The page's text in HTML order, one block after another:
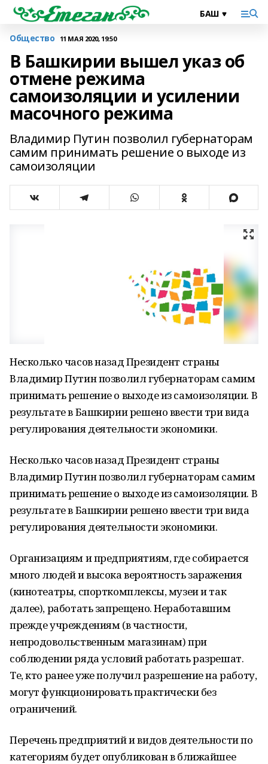
Общество 11 МАЯ 2020, 19:50
В Башкирии вышел указ об
отмене режима
самоизоляции и усилении
масочного режима
Владимир Путин позволил губернаторам
самим принимать решение о выходе из
самоизоляции
Несколько часов назад Президент страны
Владимир Путин позволил губернаторам самим
принимать решение о выходе из самоизоляции. В
результате в Башкирии решено ввести три вида
регулирования деятельности экономики.
Несколько часов назад Президент страны
Владимир Путин позволил губернаторам самим
принимать решение о выходе из самоизоляции. В
результате в Башкирии решено ввести три вида
регулирования деятельности экономики.
Организациям и предприятиям, где собирается
много людей и высока вероятность заражения
(кинотеатры, спорткомплексы, музеи и так
далее), работать запрещено. Неработавшим
прежде учреждениям (в частности,
непродовольственным магазинам) при
соблюдении ряда условий работать разрешат.
Те, кто ранее уже получил разрешение на работу,
могут функционировать практически без
ограничений.
Перечень предприятий и видов деятельности по
категориям будет опубликован в ближайшее